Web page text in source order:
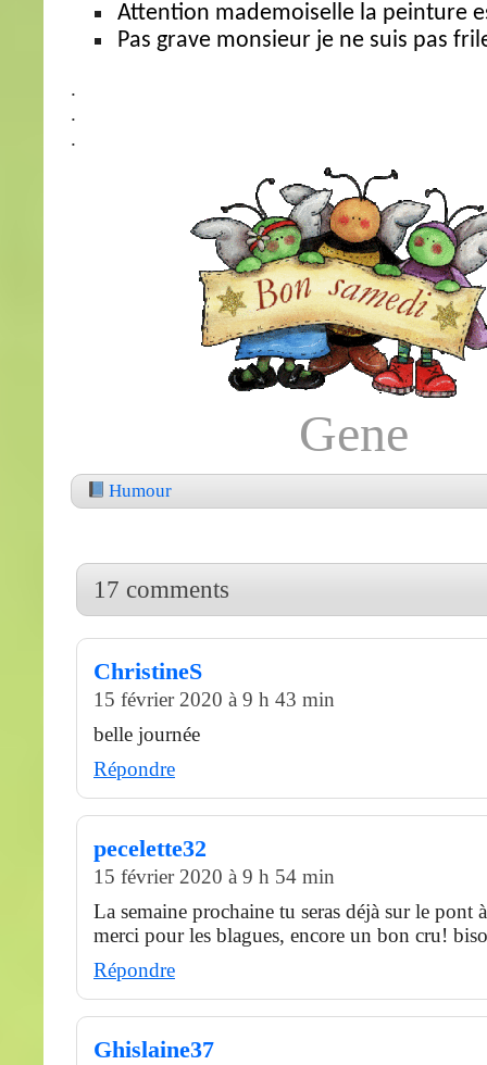
Attention mademoiselle la peinture
Pas grave monsieur je ne suis pas
.
.
.
Gene
Humour
17 comments
ChristineS
15 février 2020 à 9 h 43 min
belle journée
Répondre
pecelette32
15 février 2020 à 9 h 54 min
La semaine prochaine tu seras déjà sur le pont
merci pour les blagues, encore un bon cru!
Répondre
Ghislaine37